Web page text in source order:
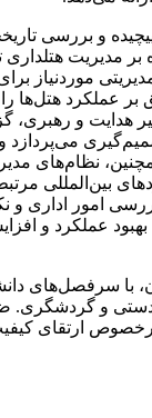
و بررسی
مدیریت
مدیریتی موردنیاز
بر عملکرد هتل‌ها
هدایت و رهبری،
نظام‌های
بین‌المللی
امور اداری و
عملکرد و
با سرفصل‌های
و گردشگری.
ارتقای